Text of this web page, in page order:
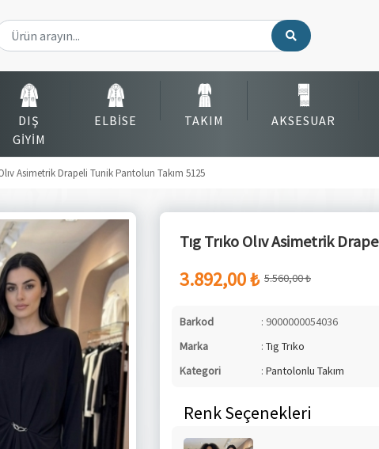
DIŞ
GIYIM
ELBISE TAKIM AKSESUAR
Asimetrik Drapeli Tunik Pantolun Takım 5125
Tıg Trıko Olıv Asimetrik
3.892,00 ₺ 5.560,00 ₺
Barkod
: 9000000054036
Marka
: Tıg Trıko
Kategori
: Pantolonlu Takım
Renk Seçenekleri